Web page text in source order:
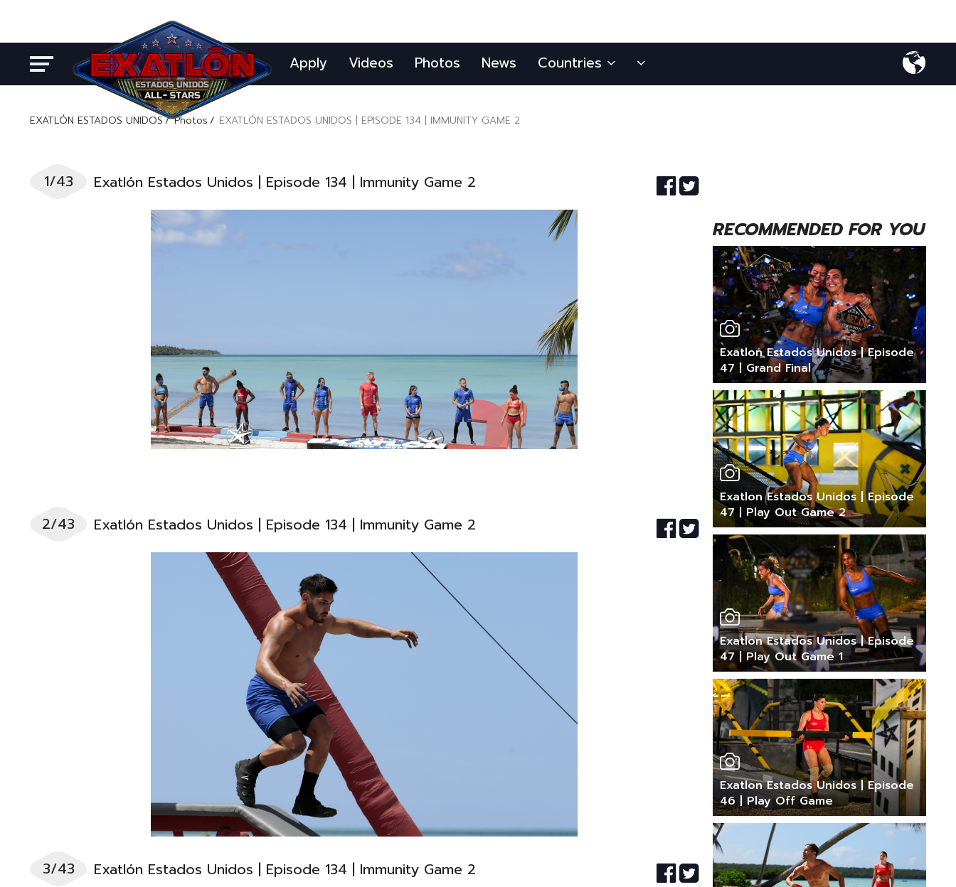
Apply Videos Photos News Countries
EXATLÓN ESTADOS UNIDOS Photos EXATLÓN ESTADOS UNIDOS | EPISODE 134 | IMMUNITY GAME 2
1/43 Exatlón Estados Unidos | Episode 134 | Immunity Game 2
2/43 Exatlón Estados Unidos | Episode 134 | Immunity Game 2
3/43 Exatlón Estados Unidos | Episode 134 | Immunity Game 2
RECOMMENDED FOR YOU
Exatlon Estados Unidos | Episode
47 | Grand Final
Exatlon Estados Unidos | Episode
47 | Play Out Game 2
Exatlon Estados Unidos | Episode
47 | Play Out Game 1
Exatlon Estados Unidos | Episode
46 | Play Off Game